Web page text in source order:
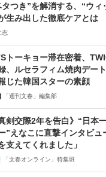
タつき”を解消する、“ウィ
生み出した徹底ケアとは
志
トーキョー滞在密着、
、ルセラフィム焼肉デー
じた韓国スターの素顔
「週刊文春」編集部
真剣交際2年を告白》“日本
”えなこに直撃インタビュ
支えてくれました」
「文春オンライン」特集班